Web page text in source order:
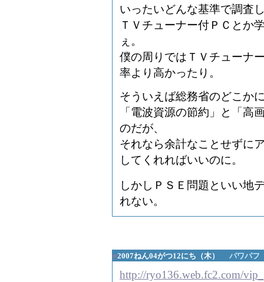
いったいどんな基準で調査
ＴＶチューナー付ＰＣとか
ぇ。
僕の周りではＴＶチューナ
率より高かったり。
そういえば総務省のどこか
「電波資源の節約」と「高
のだが、
それなら余計なことせずに
してくれればいいのに。
しかしＰＳＥ問題といい地
れない。
■2007ねん04がつ12にち（木） パワパフ
http://ryo136.web.fc2.com/